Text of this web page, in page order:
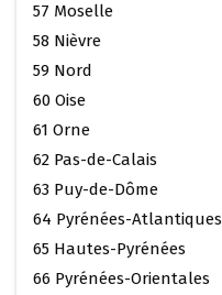
57 Moselle
58 Nièvre
59 Nord
60 Oise
61 Orne
62 Pas-de-Calais
63 Puy-de-Dôme
64 Pyrénées-Atlantiques
65 Hautes-Pyrénées
66 Pyrénées-Orientales